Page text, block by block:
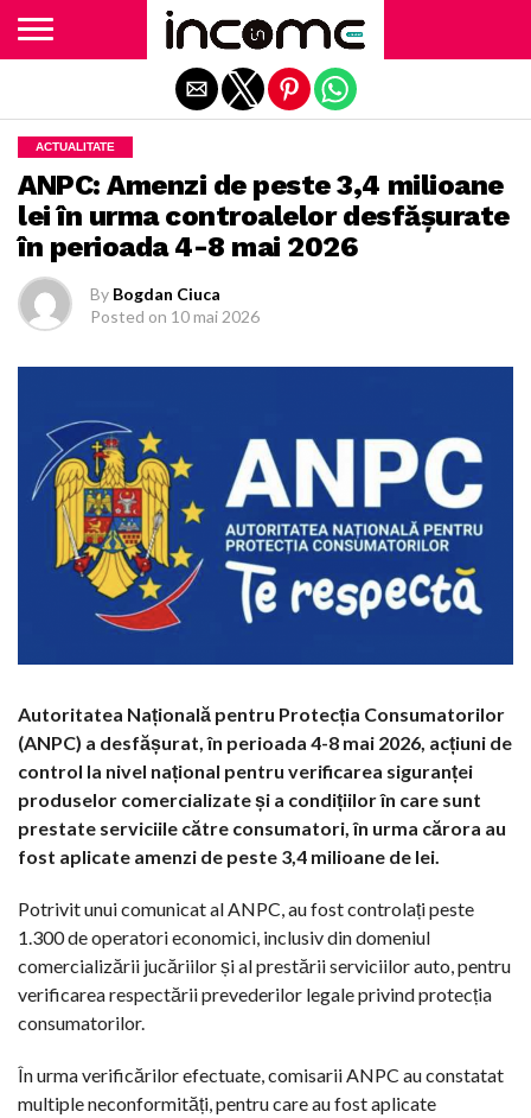
ACTUALITATE
ANPC: Amenzi de peste 3,4 milioane
lei în urma controalelor desfășurate
în perioada 4-8 mai 2026
By Bogdan Ciuca
Posted on 10 mai 2026
Autoritatea Națională pentru Protecția Consumatorilor
(ANPC) a desfășurat, în perioada 4-8 mai 2026, acțiuni de
control la nivel național pentru verificarea siguranței
produselor comercializate și a condițiilor în care sunt
prestate serviciile către consumatori, în urma cărora au
fost aplicate amenzi de peste 3,4 milioane de lei.
Potrivit unui comunicat al ANPC, au fost controlați peste
1.300 de operatori economici, inclusiv din domeniul
comercializării jucăriilor și al prestării serviciilor auto, pentru
verificarea respectării prevederilor legale privind protecția
consumatorilor.
În urma verificărilor efectuate, comisarii ANPC au constatat
multiple neconformități, pentru care au fost aplicate
Exit mobile version